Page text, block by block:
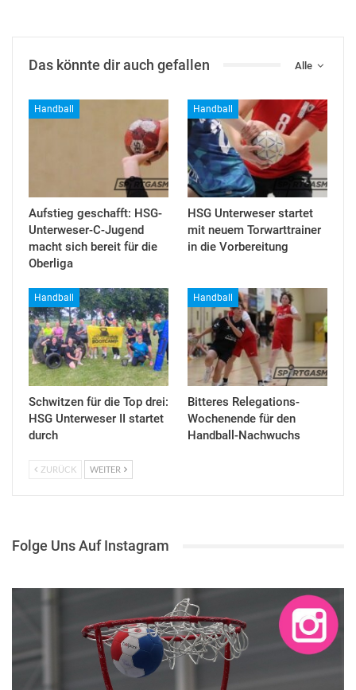
Alle
Das könnte dir auch gefallen
Handball
Aufstieg geschafft: HSG-
Unterweser-C-Jugend
macht sich bereit für die
Oberliga
Handball
HSG Unterweser startet
mit neuem Torwarttrainer
in die Vorbereitung
Handball
Schwitzen für die Top drei:
HSG Unterweser II startet
durch
Handball
Bitteres Relegations-
Wochenende für den
Handball-Nachwuchs
ZURÜCK WEITER
Folge Uns Auf Instagram